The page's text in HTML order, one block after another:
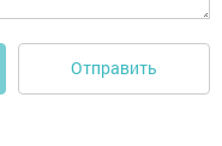
Отправить